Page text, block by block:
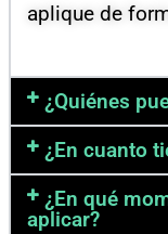
aplique de
¿Quiénes
¿En cuanto
¿En qué
aplicar?